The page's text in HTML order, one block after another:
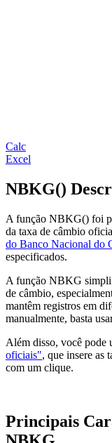
Calc
Excel
NBKG()
A função NBKG() foi
da taxa de câmbio
do Banco Nacional do
especificados.
A função NBKG
de câmbio,
mantêm registros em
manualmente, basta
Além disso, você pode
oficiais", que insere as
com um clique.
Principais